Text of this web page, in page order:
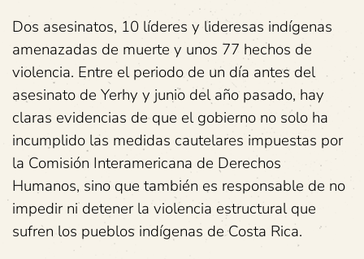
Dos asesinatos, 10 líderes y lideresas indígenas
amenazadas de muerte y unos 77 hechos de
violencia. Entre el periodo de un día antes del
asesinato de Yerhy y junio del año pasado, hay
claras evidencias de que el gobierno no solo ha
incumplido las medidas cautelares impuestas por
la Comisión Interamericana de Derechos
Humanos, sino que también es responsable de no
impedir ni detener la violencia estructural que
sufren los pueblos indígenas de Costa Rica.